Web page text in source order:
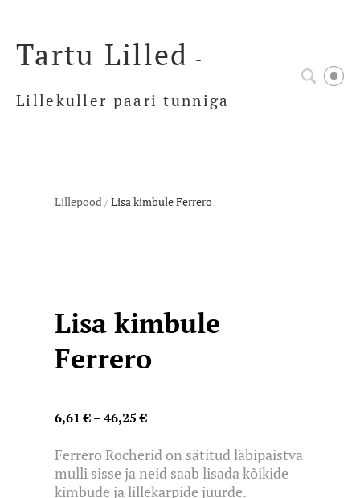
Tartu Lilled -
Lillekuller paari tunniga
Lillepood/Lisa kimbule Ferrero
Lisa kimbule
Ferrero
6,61 €–46,25 €
Ferrero Rocherid on sätitud läbipaistva
mulli sisse ja neid saab lisada kõikide
kimbude ja lillekarpide juurde.